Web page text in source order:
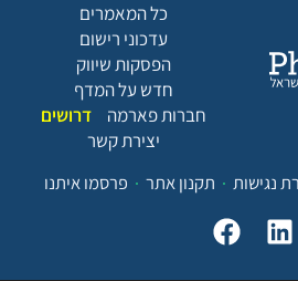
כל המאמרים
עדכוני רישום
הפסקות שיווק
חדש על המדף
חברות פארמה
דרושים
יצירת קשר
נגישות תקנון אתר פרסמו איתנו